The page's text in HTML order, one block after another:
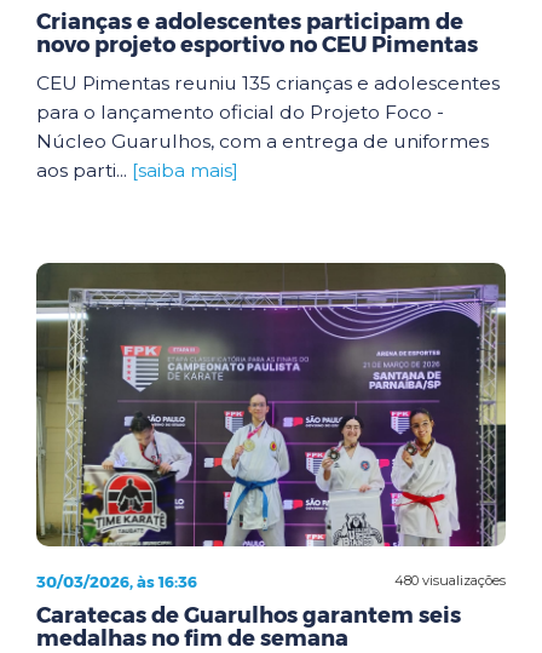
Crianças e adolescentes participam de
novo projeto esportivo no CEU Pimentas
CEU Pimentas reuniu 135 crianças e adolescentes
para o lançamento oficial do Projeto Foco -
Núcleo Guarulhos, com a entrega de uniformes
aos parti... [saiba mais]
480 visualizações
30/03/2026, às 16:36
Caratecas de Guarulhos garantem seis
medalhas no fim de semana